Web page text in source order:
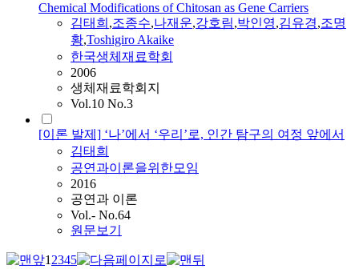
Chemical Modifications of Chitosan as Gene Carriers
김태희 ,조종수,나재운,강호림,박인영,김유경,조명
황,Toshigiro Akaike
한국생체재료학회
2006
생체재료학회지
Vol.10 No.3
[이론 발제] ‘나’에서 ‘우리’로, 인간 탐구의 여정 앞에서
김태희
공연과이론을위한모임
2016
공연과 이론
Vol.- No.64
원문보기
12345